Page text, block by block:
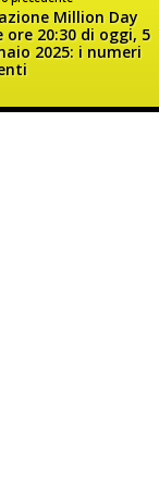
Million Day
ore 20:30 di oggi, 5
2025: i numeri